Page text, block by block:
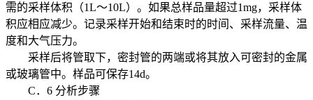
需的采样体积（1L～10L）。如果总样品量超过1mg，采样体
积应相应减少。记录采样开始和结束时的时间、采样流量、温
度和大气压力。
采样后将管取下，密封管的两端或将其放入可密封的金属
或玻璃管中。样品可保存14d。
C．6 分析步骤